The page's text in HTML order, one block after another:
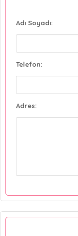
Adı Soyadı:
Telefon:
Adres: